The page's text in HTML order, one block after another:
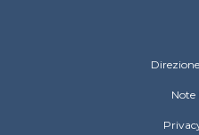
Ospedali Privati
Note